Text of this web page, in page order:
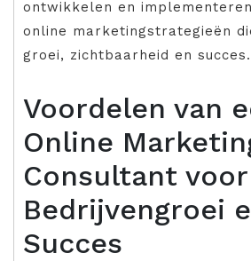
ontwikkelen en
online marketingstrategieën
groei, zichtbaarheid en succes.
Voordelen van
Online
Consultant voor
Bedrijvengroei
Succes